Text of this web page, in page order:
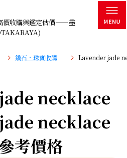
價收購與鑑定估價——盡
鑽石・珠寶收購 Lavender jade
necklace
necklace
考價格